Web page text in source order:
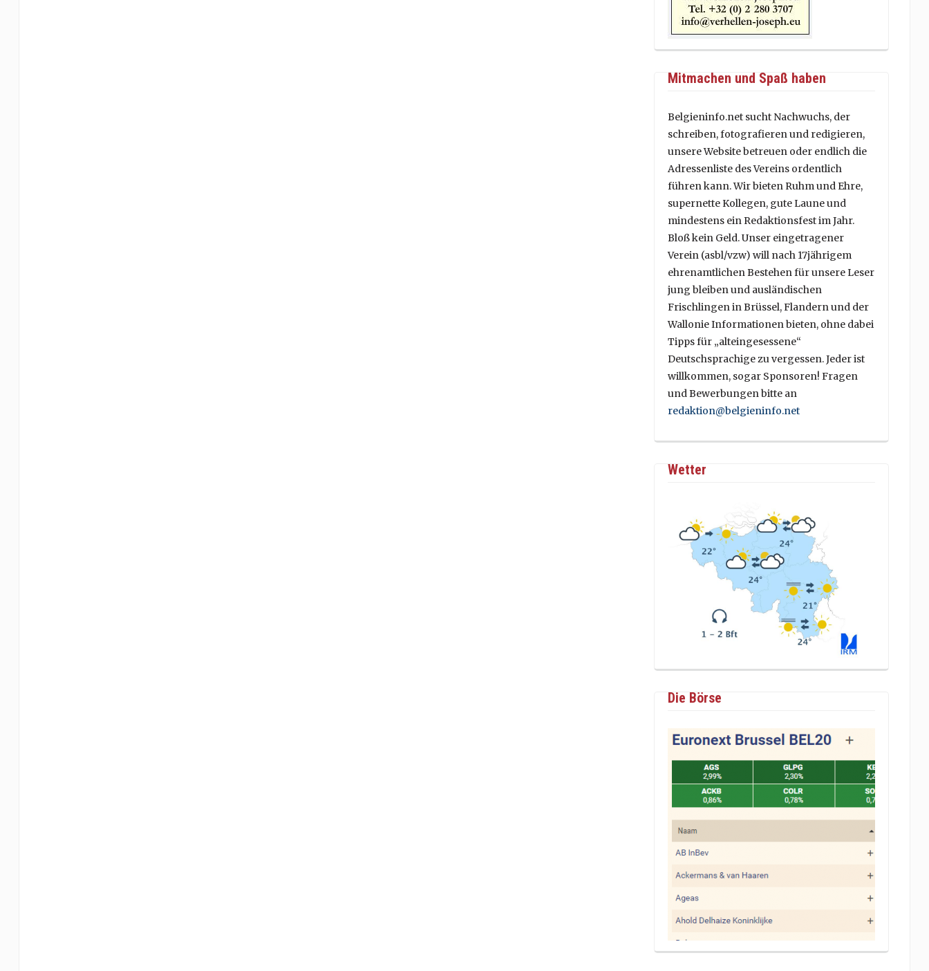
Mitmachen und Spaß haben
Belgieninfo.net sucht Nachwuchs, der
schreiben, fotografieren und redigieren,
unsere Website betreuen oder endlich die
Adressenliste des Vereins ordentlich
führen kann. Wir bieten Ruhm und Ehre,
supernette Kollegen, gute Laune und
mindestens ein Redaktionsfest im Jahr.
Bloß kein Geld. Unser eingetragener
Verein (asbl/vzw) will nach 17jährigem
ehrenamtlichen Bestehen für unsere Leser
jung bleiben und ausländischen
Frischlingen in Brüssel, Flandern und der
Wallonie Informationen bieten, ohne dabei
Tipps für „alteingesessene“
Deutschsprachige zu vergessen. Jeder ist
willkommen, sogar Sponsoren! Fragen
und Bewerbungen bitte an
redaktion@belgieninfo.net
Wetter
Die Börse